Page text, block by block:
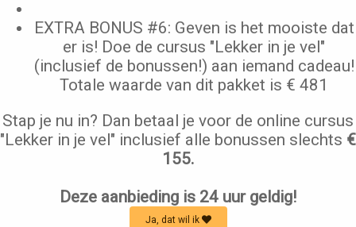
EXTRA BONUS #6: Geven is het mooiste dat
er is! Doe de cursus "Lekker in je vel"
(inclusief de bonussen!) aan iemand cadeau!
Totale waarde van dit pakket is € 481
Stap je nu in? Dan betaal je voor de online cursus
"Lekker in je vel" inclusief alle bonussen slechts €
155.
Deze aanbieding is 24 uur geldig!
Ja, dat wil ik